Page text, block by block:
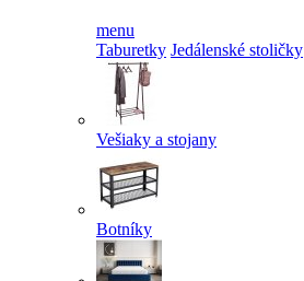
menu
Taburetky Jedálenské stoličky
Vešiaky a stojany
Botníky